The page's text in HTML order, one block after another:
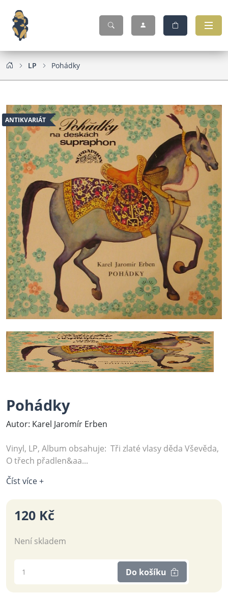
LP Pohádky
ANTIKVARIÁT
Pohádky
Autor: Karel Jaromír Erben
Vinyl, LP, Album obsahuje: Tři zlaté vlasy děda Vševěda,
O třech přadlen&aa...
Číst více +
120 Kč
Není skladem
Do košíku